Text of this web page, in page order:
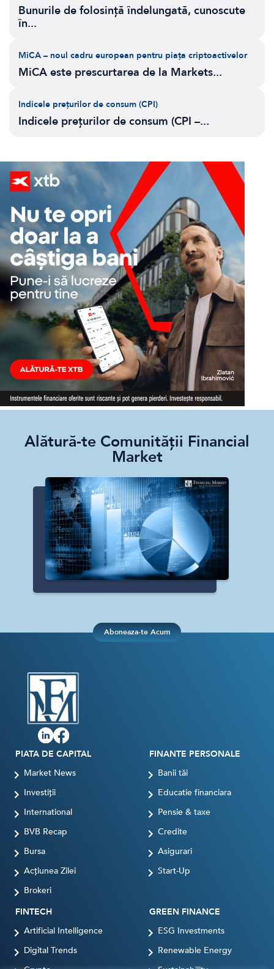
Bunurile de folosință îndelungată, cunoscute
în...
MiCA – noul cadru european pentru piața criptoactivelor
MiCA este prescurtarea de la Markets...
Indicele prețurilor de consum (CPI)
Indicele prețurilor de consum (CPI –...
Alătură-te Comunității Financial
Market
Aboneaza-te Acum
PIATA DE CAPITAL
Market News
Investiții
International
BVB Recap
Bursa
Acțiunea Zilei
Brokeri
FINANTE PERSONALE
Banii tăi
Educatie financiara
Pensie & taxe
Credite
Asigurari
Start-Up
FINTECH
Artificial Intelligence
Digital Trends
GREEN FINANCE
ESG Investments
Renewable Energy